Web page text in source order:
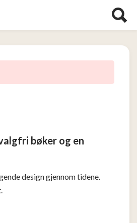
bøker og en
design gjennom tidene.